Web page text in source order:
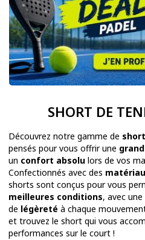
SHORT DE
Découvrez notre gamme de
pensés pour vous offrir une
un confort absolu lors de vos
Confectionnés avec des
shorts sont conçus pour vous
meilleures conditions, avec une
de légèreté à chaque
et trouvez le short qui vous
performances sur le court !